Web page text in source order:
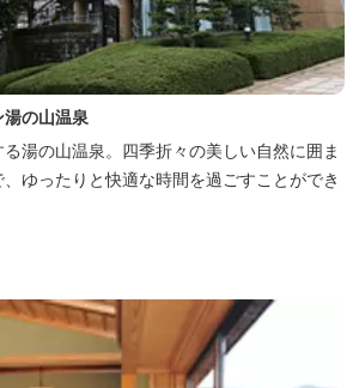
の山温泉
湯の山温泉。四季折々の美しい自然に囲ま
ゆったりと快適な時間を過ごすことができ